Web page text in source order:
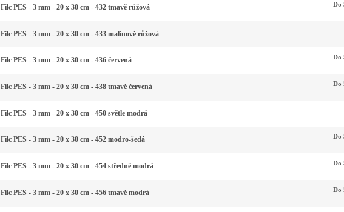
Filc PES - 3 mm - 20 x 30 cm - 432 tmavě růžová
Do
Filc PES - 3 mm - 20 x 30 cm - 433 malinově růžová
Filc PES - 3 mm - 20 x 30 cm - 436 červená
Do
Filc PES - 3 mm - 20 x 30 cm - 438 tmavě červená
Do
Filc PES - 3 mm - 20 x 30 cm - 450 světle modrá
Filc PES - 3 mm - 20 x 30 cm - 452 modro-šedá
Do
Filc PES - 3 mm - 20 x 30 cm - 454 středně modrá
Do
Filc PES - 3 mm - 20 x 30 cm - 456 tmavě modrá
Do